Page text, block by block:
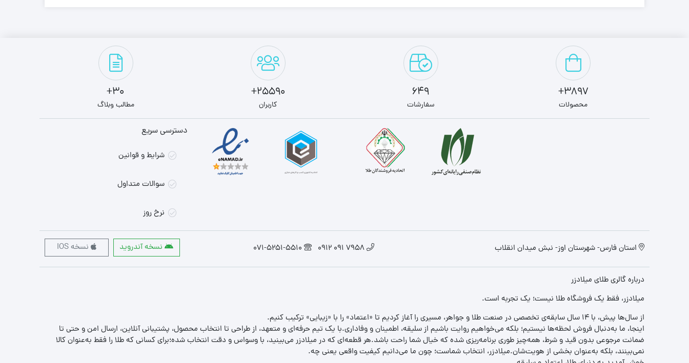
3897+
محصولات
649
سفارشات
25590+
کاربران
30+
مطالب وبلاگ
دسترسی سریع
شرایط و قوانین
سوالات متداول
نرخ روز
استان فارس- شهرستان اوز- نبش میدان انقلاب 7958 091 0912
071-5251-5510 نسخه آندروید نسخه IOS
درباره گالری طلای میلادزر
میلادزر، فقط یک فروشگاه طلا نیست؛ یک تجربه‌ است.
از سال‌ها پیش، با ۱۴ سال سابقه‌ی تخصصی در صنعت طلا و جواهر، مسیری را آغاز کردیم تا «اعتماد» را با «زیبایی» ترکیب کنیم.
اینجا، ما به‌دنبال فروش لحظه‌ها نیستیم؛ بلکه می‌خواهیم روایت باشیم از سلیقه، اطمینان و وفاداری.با یک تیم حرفه‌ای و متعهد، از طراحی تا انتخاب محصول، پشتیبانی آنلاین، ارسال امن و حتی تا
ضمانت مرجوعی بدون قید و شرط، همه‌چیز طوری برنامه‌ریزی شده که خیال شما راحت باشد.هر قطعه‌ای که در میلادزر می‌بینید، با وسواس و دقت انتخاب شده؛برای کسانی که طلا را فقط به‌عنوان کالا
نمی‌بینند، بلکه به‌عنوان بخشی از هویت‌شان.میلادزر، انتخاب شماست؛ چون ما می‌دانیم کیفیت واقعی یعنی چه.